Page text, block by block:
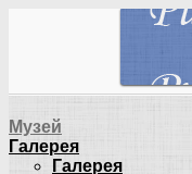
Музей
Галерея
Галерея